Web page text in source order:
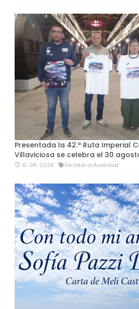
Presentada la 42.ª Ruta Imperial
Villaviciosa se celebra el 30
6-08-2026 De total actualidad